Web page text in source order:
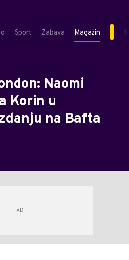
Sport Zabava Magazin
Naomi
Korin u
na Bafta